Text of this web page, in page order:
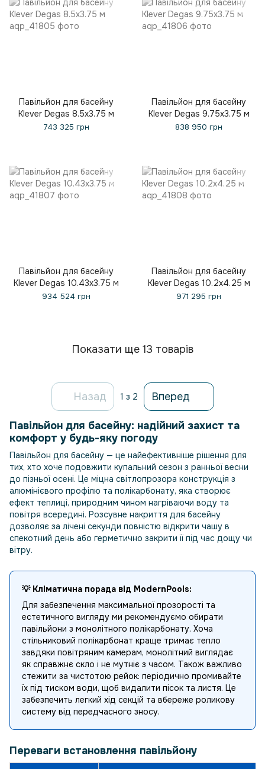
Павільйон для басейну
Klever Degas 8.5x3.75 м
743 325 грн
Павільйон для басейну
Klever Degas 9.75x3.75 м
838 950 грн
Павільйон для басейну
Klever Degas 10.43x3.75 м
934 524 грн
Павільйон для басейну
Klever Degas 10.2x4.25 м
971 295 грн
Показати ще 13 товарів
Назад 1 з 2 Вперед
Павільйон для басейну: надійний захист та
комфорт у будь-яку погоду
Павільйон для басейну — це найефективніше рішення для
тих, хто хоче подовжити купальний сезон з ранньої весни
до пізньої осені. Це міцна світлопрозора конструкція з
алюмінієвого профілю та полікарбонату, яка створює
ефект теплиці, природним чином нагріваючи воду та
повітря всередині. Розсувне накриття для басейну
дозволяє за лічені секунди повністю відкрити чашу в
спекотний день або герметично закрити її під час дощу чи
вітру.
💡 Кліматична порада від ModernPools:
Для забезпечення максимальної прозорості та
естетичного вигляду ми рекомендуємо обирати
павільйони з монолітного полікарбонату. Хоча
стільниковий полікарбонат краще тримає тепло
завдяки повітряним камерам, монолітний виглядає
як справжнє скло і не мутніє з часом. Також важливо
стежити за чистотою рейок: періодично промивайте
їх під тиском води, щоб видалити пісок та листя. Це
забезпечить легкий хід секцій та вбереже роликову
систему від передчасного зносу.
Переваги встановлення павільйону